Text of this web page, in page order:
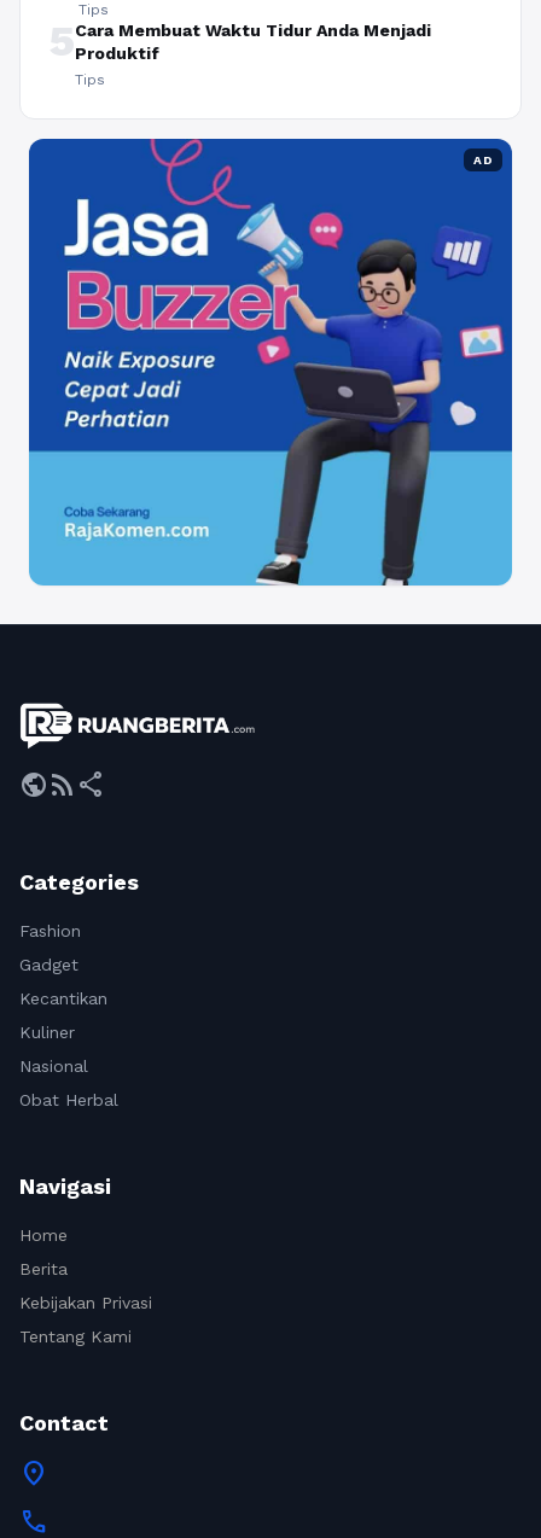
Tips
5Cara Membuat Waktu Tidur Anda Menjadi
Produktif
Tips
AD
publicrss_feed share
Categories
Fashion
Gadget
Kecantikan
Kuliner
Nasional
Obat Herbal
Navigasi
Home
Berita
Kebijakan Privasi
Tentang Kami
Contact
location_on
call